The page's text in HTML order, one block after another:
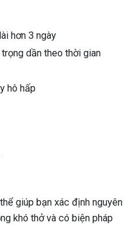
hơn 3 ngày
dần theo thời gian
hô hấp
giúp bạn xác định nguyên
khó thở và có biện pháp